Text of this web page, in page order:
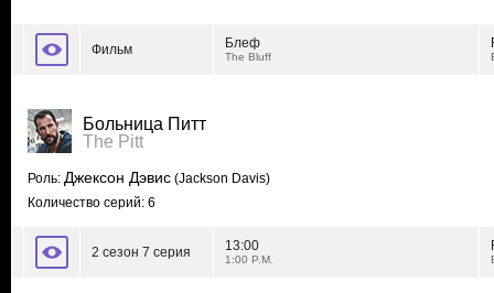
Фильм Блеф
The Bluff
Больница Питт
The Pitt
Роль: Джексон Дэвис (Jackson Davis)
Количество серий: 6
2 сезон 7 серия 13:00
1:00 P.M.